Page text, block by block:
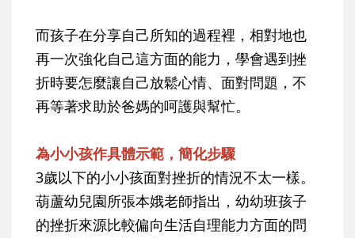
而孩子在分享自己所知的過程裡，相對地也
再一次強化自己這方面的能力，學會遇到挫
折時要怎麼讓自己放鬆心情、面對問題，不
再等著求助於爸媽的呵護與幫忙。
為小小孩作具體示範，簡化步驟
3歲以下的小小孩面對挫折的情況不太一樣。
葫蘆幼兒園所張本娥老師指出，幼幼班孩子
的挫折來源比較偏向生活自理能力方面的問